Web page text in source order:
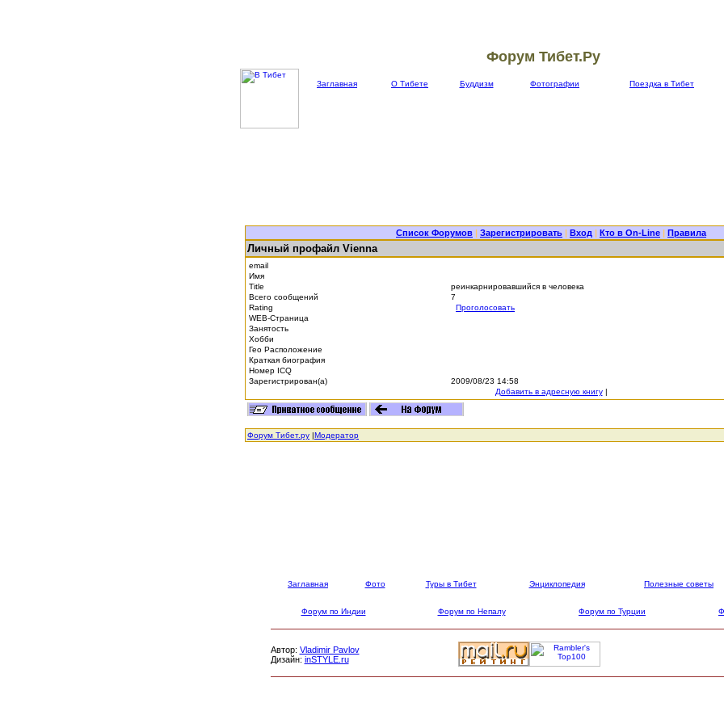
Форум Тибет.Ру
Заглавная О Тибете Буддизм Фотографии Поездка в Тибет
Список Форумов | Зарегистрировать | Вход | Кто в On-Line | Правила
Личный профайл Vienna
email
Имя
Title
реинкарнировавшийся в человека
Всего сообщений
7
Rating
Проголосовать
WEB-Страница
Занятость
Хобби
Гео Расположение
Краткая биография
Номер ICQ
Зарегистрирован(а)
2009/08/23 14:58
Добавить в адресную книгу|
Форум Тибет.ру |Модератор
Заглавная Фото Туры в Тибет Энциклопедия Полезные советы
Форум по Индии Форум по Непалу Форум по Турции
Автор: Vladimir Pavlov
Дизайн: inSTYLE.ru